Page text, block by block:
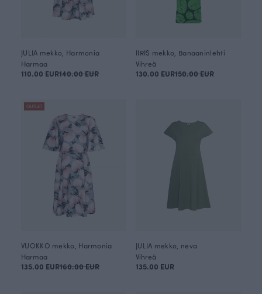
JULIA mekko, Harmonia
Harmaa
110.00 EUR140.00 EUR
IIRIS mekko, Banaaninlehti
Vihreä
130.00 EUR150.00 EUR
OUTLET
VUOKKO mekko, Harmonia
Harmaa
135.00 EUR160.00 EUR
JULIA mekko, neva
Vihreä
135.00 EUR